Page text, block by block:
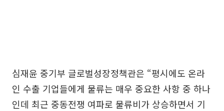
심재윤 중기부 글로벌성장정책관은 “평시에도 온라
인 수출 기업들에게 물류는 매우 중요한 사항 중 하나
인데 최근 중동전쟁 여파로 물류비가 상승하면서 기